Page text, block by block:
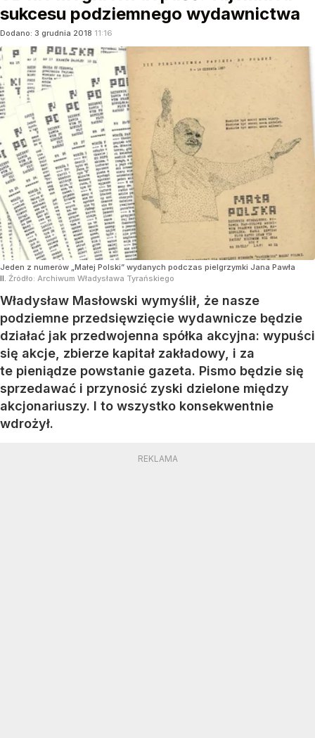
sukcesu podziemnego wydawnictwa
Dodano: 3 grudnia 2018 11:16
Jeden z numerów „Małej Polski” wydanych podczas pielgrzymki Jana Pawła
II. Źródło: Archiwum Władysława Tyrańskiego
Władysław Masłowski wymyślił, że nasze
podziemne przedsięwzięcie wydawnicze będzie
działać jak przedwojenna spółka akcyjna: wypuści
się akcje, zbierze kapitał zakładowy, i za
te pieniądze powstanie gazeta. Pismo będzie się
sprzedawać i przynosić zyski dzielone między
akcjonariuszy. I to wszystko konsekwentnie
wdrożył.